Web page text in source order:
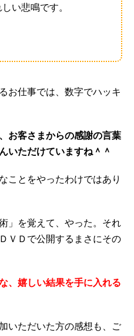
い悲鳴です。
お仕事では、数字でハッキ
お客さまからの感謝の言葉
いただけていますね＾＾
ことをやったわけではあり
」を覚えて、やった。それ
ＶＤで公開するまさにその
、嬉しい結果を手に入れる
いただいた方の感想も、ご